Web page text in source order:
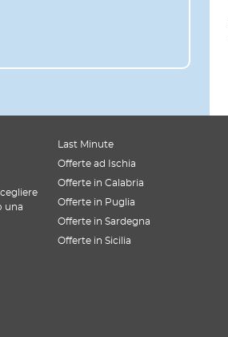
una
Last Minute
Offerte ad Ischia
Offerte in Calabria
Offerte in Puglia
Offerte in Sardegna
Offerte in Sicilia